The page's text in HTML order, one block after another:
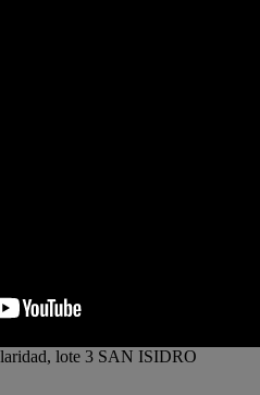
lote 3 SAN ISIDRO